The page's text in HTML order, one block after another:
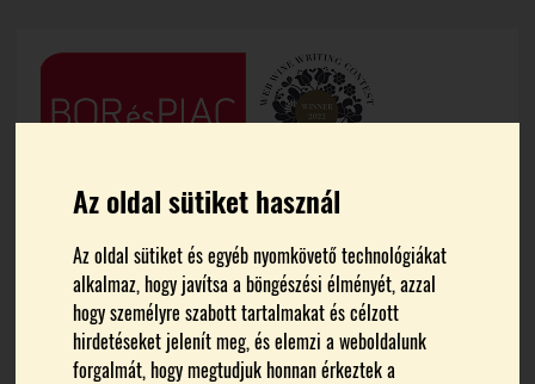
Az oldal sütiket használ
Az oldal sütiket és egyéb nyomkövető technológiákat
alkalmaz, hogy javítsa a böngészési élményét, azzal
hogy személyre szabott tartalmakat és célzott
hirdetéseket jelenít meg, és elemzi a weboldalunk
forgalmát, hogy megtudjuk honnan érkeztek a
FŐOLDAL MEDIA